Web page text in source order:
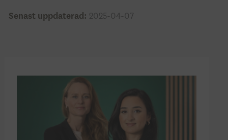
Senast uppdaterad: 2025-04-07